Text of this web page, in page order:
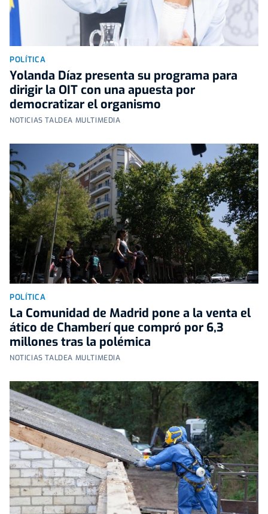
POLÍTICA
Yolanda Díaz presenta su programa para
dirigir la OIT con una apuesta por
democratizar el organismo
NOTICIAS TALDEA MULTIMEDIA
POLÍTICA
La Comunidad de Madrid pone a la venta el
ático de Chamberí que compró por 6,3
millones tras la polémica
NOTICIAS TALDEA MULTIMEDIA